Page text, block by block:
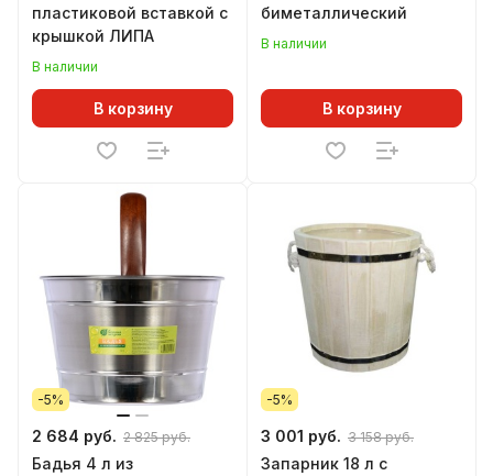
пластиковой вставкой с
крышкой ЛИПА
В наличии
В корзину
биметаллический
В наличии
В корзину
-5%
2 684 руб. 2 825 руб.
Бадья 4 л из
-5%
3 001 руб. 3 158 руб.
Запарник 18 л с